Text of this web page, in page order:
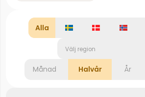
Alla
Välj region
Månad Halvår År